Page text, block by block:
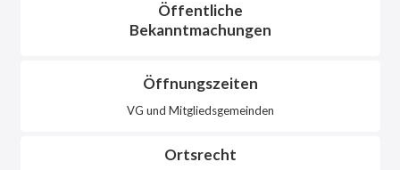
Öffentliche
Bekanntmachungen
Öffnungszeiten
VG und Mitgliedsgemeinden
Ortsrecht